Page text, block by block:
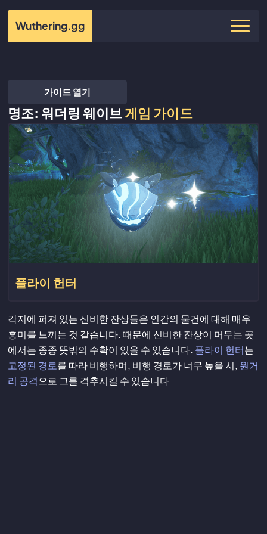
Wuthering.gg
가이드 열기
명조: 워더링 웨이브게임 가이드
플라이 헌터
각지에 퍼져 있는 신비한 잔상들은 인간의 물건에 대해 매우
흥미를 느끼는 것 같습니다. 때문에 신비한 잔상이 머무는 곳
에서는 종종 뜻밖의 수확이 있을 수 있습니다. 플라이 헌터는
고정된 경로를 따라 비행하며, 비행 경로가 너무 높을 시, 원거
리 공격으로 그를 격추시킬 수 있습니다